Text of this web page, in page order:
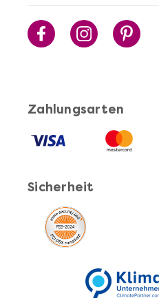
Zahlungsarten
Sicherheit